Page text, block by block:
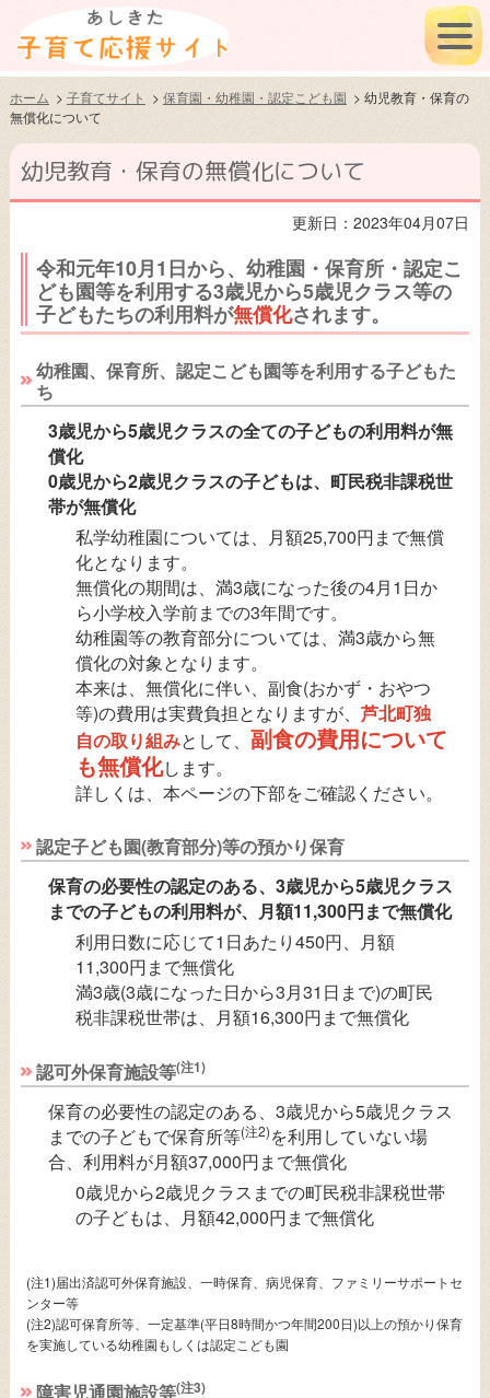
ハンバ
ホーム > 子育てサイト > 保育園・幼稚園・認定こども園 > 幼児教育・保育の
無償化について
幼児教育・保育の無償化について
更新日：2023年04月07日
令和元年10月1日から、幼稚園・保育所・認定こ
ども園等を利用する3歳児から5歳児クラス等の
子どもたちの利用料が無償化されます。
幼稚園、保育所、認定こども園等を利用する子どもた
ち
3歳児から5歳児クラスの全ての子どもの利用料が無
償化
0歳児から2歳児クラスの子どもは、町民税非課税世
帯が無償化
私学幼稚園については、月額25,700円まで無償
化となります。
無償化の期間は、満3歳になった後の4月1日か
ら小学校入学前までの3年間です。
幼稚園等の教育部分については、満3歳から無
償化の対象となります。
本来は、無償化に伴い、副食(おかず・おやつ
等)の費用は実費負担となりますが、 芦北町独
自の取り組みとして、 副食の費用について
も無償化します。
詳しくは、本ページの下部をご確認ください。
認定子ども園(教育部分)等の預かり保育
保育の必要性の認定のある、3歳児から5歳児クラス
までの子どもの利用料が、月額11,300円まで無償化
利用日数に応じて1日あたり450円、月額
11,300円まで無償化
満3歳(3歳になった日から3月31日まで)の町民
税非課税世帯は、月額16,300円まで無償化
認可外保育施設等(注1)
保育の必要性の認定のある、3歳児から5歳児クラス
までの子どもで保育所等(注2)を利用していない場
合、利用料が月額37,000円まで無償化
0歳児から2歳児クラスまでの町民税非課税世帯
の子どもは、月額42,000円まで無償化
(注1)届出済認可外保育施設、一時保育、病児保育、ファミリーサポートセ
ンター等
(注2)認可保育所等、一定基準(平日8時間かつ年間200日)以上の預かり保育
を実施している幼稚園もしくは認定こども園
障害児通園施設等(注3)